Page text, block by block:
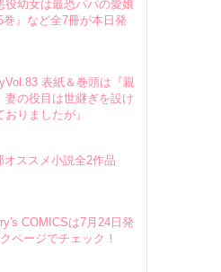
役幼女は最恐パパの愛娘
』など全7冊が本日発
表紙＆巻頭は『親
妻の役目は世継ぎを設け
りましたが』
オススメ小説全2作品
COMICSは7月24日発
ページでチェック！